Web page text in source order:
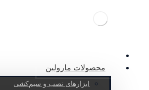
محصولات مارولین
ابزارهای نصب و سیم‌کشی